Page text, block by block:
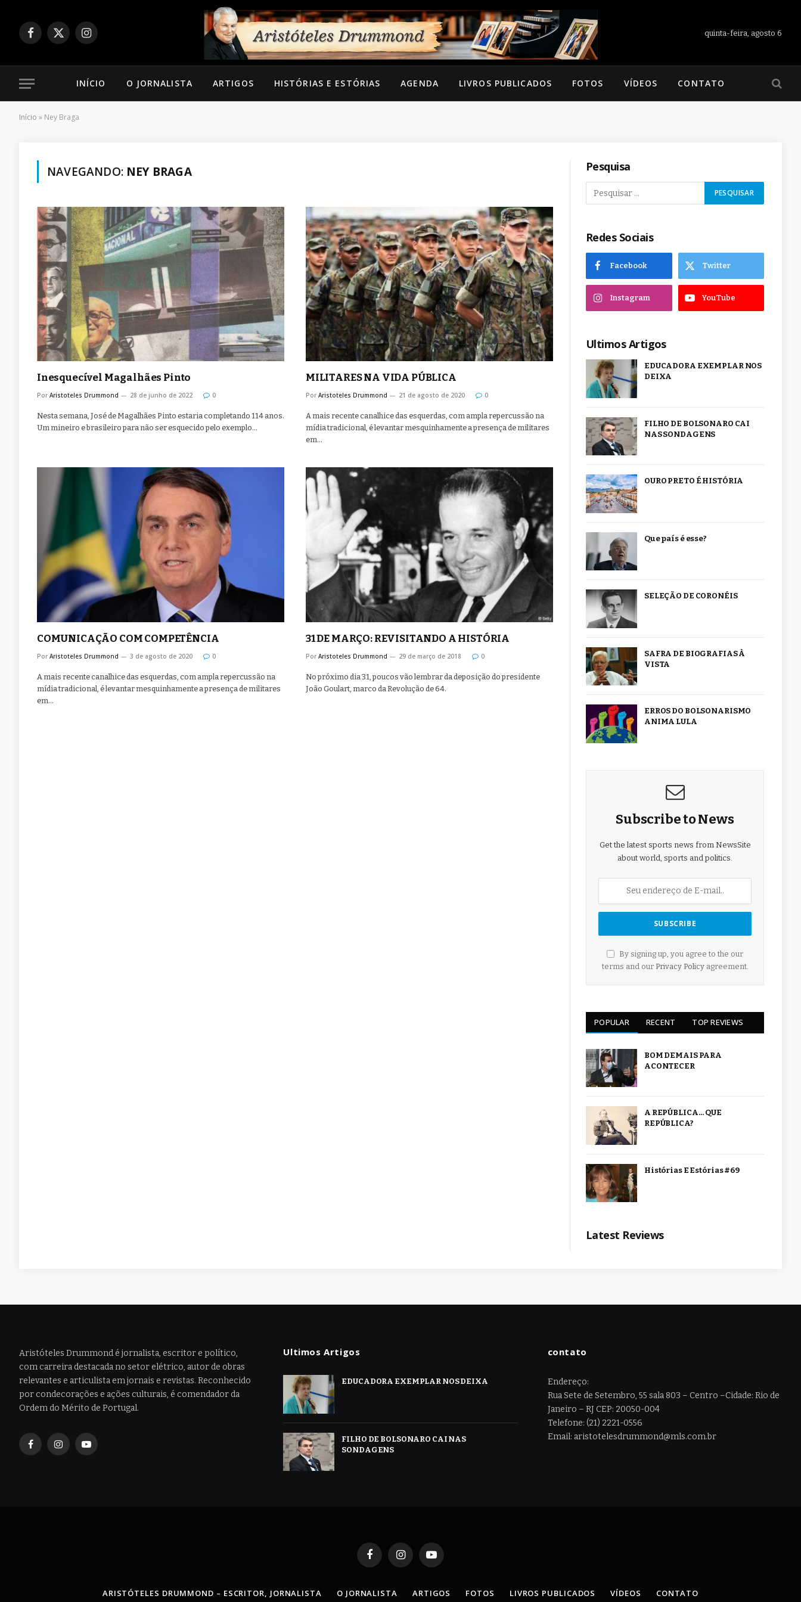
Facebook
X
Instagram
quinta-feira, agosto 6
INÍCIO O JORNALISTA ARTIGOS HISTÓRIAS E ESTÓRIAS AGENDA LIVROS PUBLICADOS FOTOS VÍDEOS CONTATO
Início » Ney Braga
NAVEGANDO: NEY BRAGA
Inesquecível Magalhães Pinto
Por Aristoteles Drummond 28 de junho de 2022 0
Nesta semana, José de Magalhães Pinto estaria completando 114 anos.
Um mineiro e brasileiro para não ser esquecido pelo exemplo…
MILITARES NA VIDA PÚBLICA
Por Aristoteles Drummond 21 de agosto de 2020 0
A mais recente canalhice das esquerdas, com ampla repercussão na
mídia tradicional, é levantar mesquinhamente a presença de militares
em…
COMUNICAÇÃO COM COMPETÊNCIA
Por Aristoteles Drummond 3 de agosto de 2020 0
A mais recente canalhice das esquerdas, com ampla repercussão na
mídia tradicional, é levantar mesquinhamente a presença de militares
em…
31 DE MARÇO: REVISITANDO A HISTÓRIA
Por Aristoteles Drummond 29 de março de 2018 0
No próximo dia 31, poucos vão lembrar da deposição do presidente
João Goulart, marco da Revolução de 64.
Pesquisa
Redes Sociais
Facebook Twitter
Instagram YouTube
Ultimos Artigos
EDUCADORA EXEMPLAR NOS
DEIXA
FILHO DE BOLSONARO CAI
NAS SONDAGENS
OURO PRETO É HISTÓRIA
Que país é esse?
SELEÇÃO DE CORONÉIS
SAFRA DE BIOGRAFIAS À
VISTA
ERROS DO BOLSONARISMO
ANIMA LULA
Subscribe to News
Get the latest sports news from NewsSite
about world, sports and politics.
By signing up, you agree to the our
terms and our Privacy Policyagreement.
POPULAR RECENT TOP REVIEWS
BOM DEMAIS PARA
ACONTECER
A REPÚBLICA… QUE
REPÚBLICA?
Histórias E Estórias #69
Latest Reviews
Aristóteles Drummond é jornalista, escritor e político,
com carreira destacada no setor elétrico, autor de obras
relevantes e articulista em jornais e revistas. Reconhecido
por condecorações e ações culturais, é comendador da
Ordem do Mérito de Portugal.
FacebookInstagramYouTube
Ultimos Artigos
EDUCADORA EXEMPLAR NOS DEIXA
FILHO DE BOLSONARO CAI NAS
SONDAGENS
contato
Endereço:
Rua Sete de Setembro, 55 sala 803 – Centro –Cidade: Rio de
Janeiro – RJ CEP: 20050-004
Telefone: (21) 2221-0556
Email: aristotelesdrummond@mls.com.br
FacebookInstagramYouTube
ARISTÓTELES DRUMMOND – ESCRITOR, JORNALISTA O JORNALISTA ARTIGOS FOTOS LIVROS PUBLICADOS VÍDEOS CONTATO